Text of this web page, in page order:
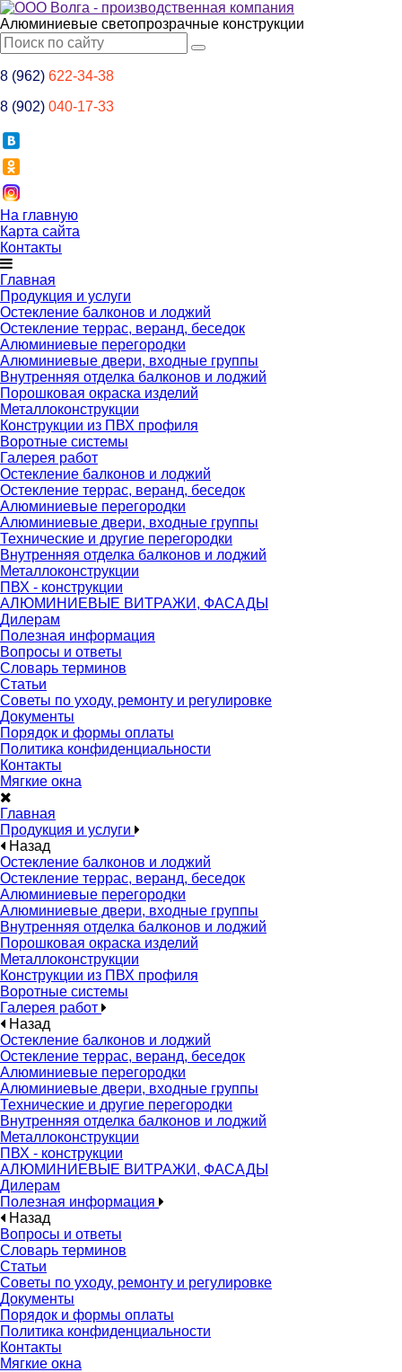
Алюминиевые светопрозрачные конструкции
8 (962) 622-34-38
8 (902) 040-17-33
На главную
Карта сайта
Контакты
Главная
Продукция и услуги
Остекление балконов и лоджий
Остекление террас, веранд, беседок
Алюминиевые перегородки
Алюминиевые двери, входные группы
Внутренняя отделка балконов и лоджий
Порошковая окраска изделий
Металлоконструкции
Конструкции из ПВХ профиля
Воротные системы
Галерея работ
Остекление балконов и лоджий
Остекление террас, веранд, беседок
Алюминиевые перегородки
Алюминиевые двери, входные группы
Технические и другие перегородки
Внутренняя отделка балконов и лоджий
Металлоконструкции
ПВХ - конструкции
АЛЮМИНИЕВЫЕ ВИТРАЖИ, ФАСАДЫ
Дилерам
Полезная информация
Вопросы и ответы
Словарь терминов
Статьи
Советы по уходу, ремонту и регулировке
Документы
Порядок и формы оплаты
Политика конфиденциальности
Контакты
Мягкие окна
Главная
Продукция и услуги
Назад
Остекление балконов и лоджий
Остекление террас, веранд, беседок
Алюминиевые перегородки
Алюминиевые двери, входные группы
Внутренняя отделка балконов и лоджий
Порошковая окраска изделий
Металлоконструкции
Конструкции из ПВХ профиля
Воротные системы
Галерея работ
Назад
Остекление балконов и лоджий
Остекление террас, веранд, беседок
Алюминиевые перегородки
Алюминиевые двери, входные группы
Технические и другие перегородки
Внутренняя отделка балконов и лоджий
Металлоконструкции
ПВХ - конструкции
АЛЮМИНИЕВЫЕ ВИТРАЖИ, ФАСАДЫ
Дилерам
Полезная информация
Назад
Вопросы и ответы
Словарь терминов
Статьи
Советы по уходу, ремонту и регулировке
Документы
Порядок и формы оплаты
Политика конфиденциальности
Контакты
Мягкие окна